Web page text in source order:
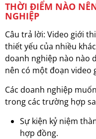
THỜI ĐIỂM NÀO
NGHIỆP
Câu trả lời: Video giới
thiết yếu của nhiều
doanh nghiệp nào nào
nên có một đoạn video
Các doanh nghiệp
trong các trường hợp
Sự kiện kỷ niệm
hợp đồng.